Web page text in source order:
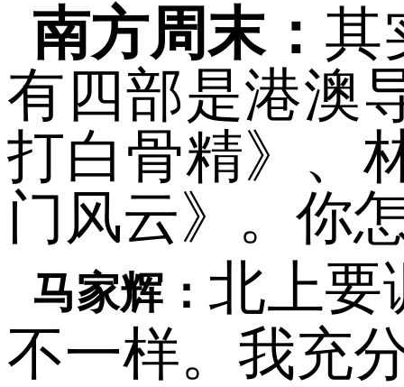
南方周末： 其
有四部是港澳
打白骨精》、
门风云》。你
马家辉： 北上要
不一样。我充